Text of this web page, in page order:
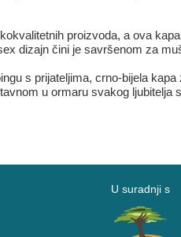
proizvoda, a ova
dizajn čini je savršenom za
s prijateljima, crno-bijela
u ormaru svakog
U suradnji s